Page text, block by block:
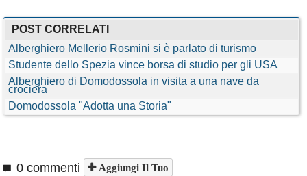
POST CORRELATI
Alberghiero Mellerio Rosmini si è parlato di turismo
Studente dello Spezia vince borsa di studio per gli USA
Alberghiero di Domodossola in visita a una nave da
crociera
Domodossola "Adotta una Storia"
0 commenti Aggiungi Il Tuo